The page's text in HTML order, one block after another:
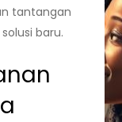
tantangan
baru.